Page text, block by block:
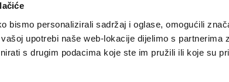
bismo personalizirali sadržaj i oglase, omogućili
upotrebi naše web-lokacije dijelimo s partnerima
s drugim podacima koje ste im pružili ili koje su
NAČINI PLAĆANJA